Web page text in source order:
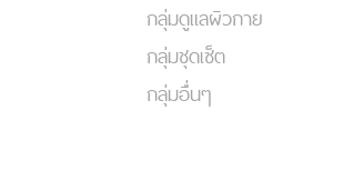
กลุ่มดูแลผิวกาย
กลุ่มชุดเซ็ต
กลุ่มอื่นๆ